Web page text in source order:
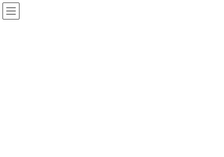
コ
ン
ナ
ビ